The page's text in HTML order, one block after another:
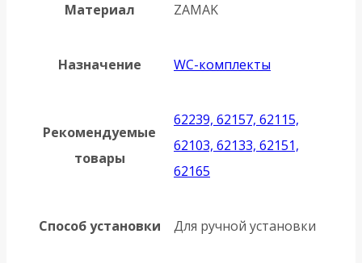
Материал ZAMAK
Назначение WC-комплекты
Рекомендуемые
товары
62239, 62157, 62115,
62103, 62133, 62151,
62165
Способ установки Для ручной установки